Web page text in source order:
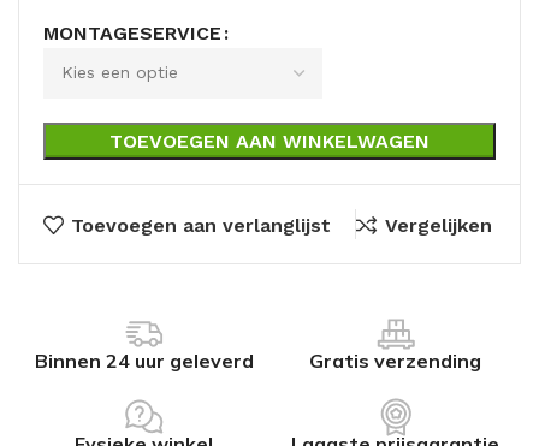
MONTAGESERVICE
TOEVOEGEN AAN WINKELWAGEN
Toevoegen aan verlanglijst Vergelijken
Binnen 24 uur geleverd Gratis verzending